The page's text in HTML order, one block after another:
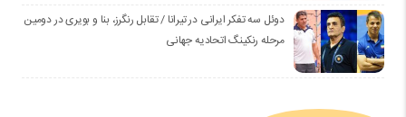
دوئل سه تفکر ایرانی در تیرانا / تقابل رنگرز، بنا و بویری در دومین
مرحله رنکینگ اتحادیه جهانی